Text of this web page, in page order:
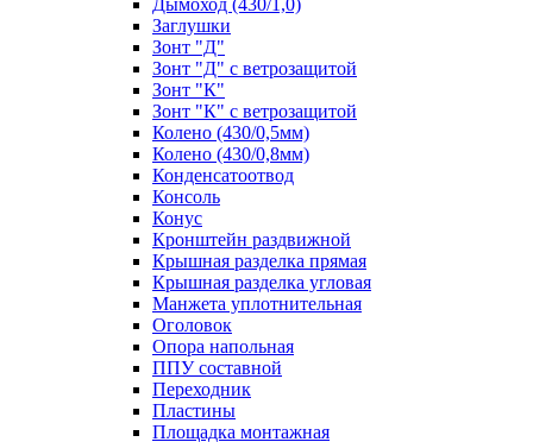
Дымоход (430/1,0)
Заглушки
Зонт "Д"
Зонт "Д" с ветрозащитой
Зонт "К"
Зонт "К" с ветрозащитой
Колено (430/0,5мм)
Колено (430/0,8мм)
Конденсатоотвод
Консоль
Конус
Кронштейн раздвижной
Крышная разделка прямая
Крышная разделка угловая
Манжета уплотнительная
Оголовок
Опора напольная
ППУ составной
Переходник
Пластины
Площадка монтажная